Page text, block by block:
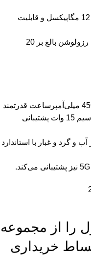
دوربین اصلی این گوشی دارای رزولوشن 12 مگاپیکسل و قابلیت
همچنین این گوشی دارای دوربین سلفی با رزولوشن بالغ بر 20
باتری گوشی اس21 اف ای با ظرفیت 4500 میلی‌آمپرساعت قدرتمند
است و از شارژ سریع 25 وات و شارژ بی‌سیم 15 وات پشتیبانی
و گرد و غبار با استاندارد
را از مجموعه
خریداری